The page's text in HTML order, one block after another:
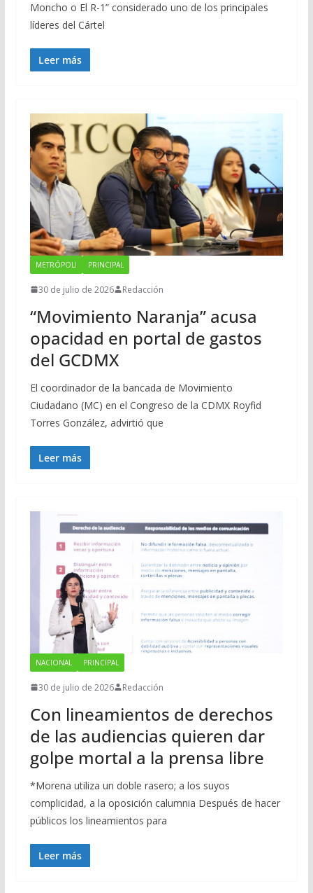
Moncho o El R-1” considerado uno de los principales
líderes del Cártel
Leer más
METRÓPOLI PRINCIPAL
30 de julio de 2026 Redacción
“Movimiento Naranja” acusa
opacidad en portal de gastos
del GCDMX
El coordinador de la bancada de Movimiento
Ciudadano (MC) en el Congreso de la CDMX Royfid
Torres González, advirtió que
Leer más
NACIONAL PRINCIPAL
30 de julio de 2026 Redacción
Con lineamientos de derechos
de las audiencias quieren dar
golpe mortal a la prensa libre
*Morena utiliza un doble rasero; a los suyos
complicidad, a la oposición calumnia Después de hacer
públicos los lineamientos para
Leer más